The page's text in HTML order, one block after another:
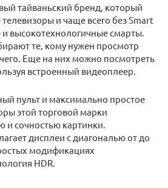
тайваньский бренд, который
и чаще всего без Smart
и высокотехнологичные смарты.
те, кому нужен просмотр
Еще на них можно посмотреть
встроенный видеоплеер.
пульт и максимально простое
этой торговой марки
и сочностью картинки.
дисплеи с диагональю от до
модификациях
HDR.